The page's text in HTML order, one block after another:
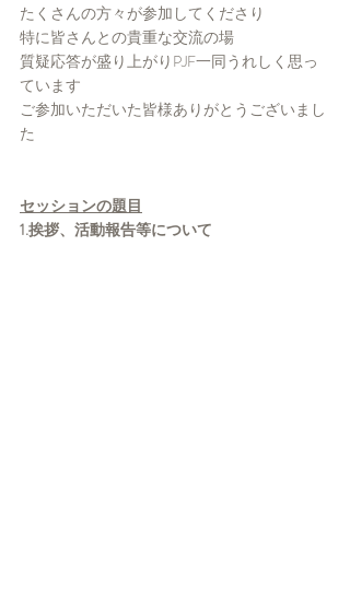
たくさんの方々が参加してくださり
特に皆さんとの貴重な交流の場
質疑応答が盛り上がりPJF一同うれしく思っ
ています
ご参加いただいた皆様ありがとうございまし
た
セッションの題目
1.挨拶、活動報告等について